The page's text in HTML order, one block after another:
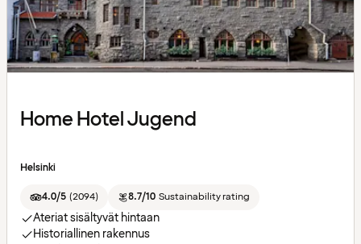
Home Hotel Jugend
Helsinki
4.0/5 (2094) 8.7/10 Sustainability rating
Ateriat sisältyvät hintaan
Historiallinen rakennus